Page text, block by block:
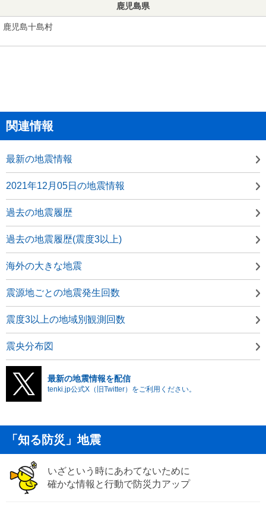
鹿児島県
鹿児島十島村
関連情報
最新の地震情報
2021年12月05日の地震情報
過去の地震履歴
過去の地震履歴(震度3以上)
海外の大きな地震
震源地ごとの地震発生回数
震度3以上の地域別観測回数
震央分布図
最新の地震情報を配信
tenki.jp公式X（旧Twitter）をご利用ください。
「知る防災」地震
いざという時にあわてないために
確かな情報と行動で防災力アップ